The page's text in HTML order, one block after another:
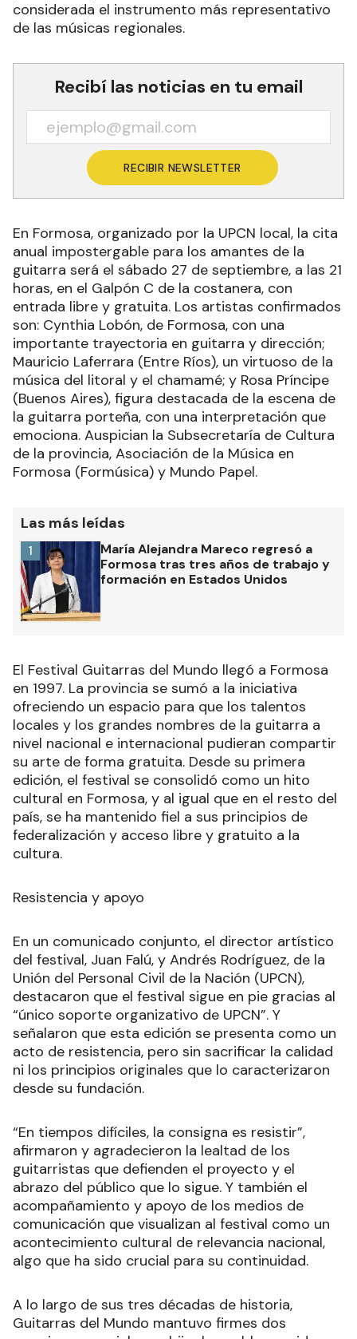
considerada el instrumento más representativo
de las músicas regionales.
Recibí las noticias en tu email
RECIBIR NEWSLETTER
En Formosa, organizado por la UPCN local, la cita
anual impostergable para los amantes de la
guitarra será el sábado 27 de septiembre, a las 21
horas, en el Galpón C de la costanera, con
entrada libre y gratuita. Los artistas confirmados
son: Cynthia Lobón, de Formosa, con una
importante trayectoria en guitarra y dirección;
Mauricio Laferrara (Entre Ríos), un virtuoso de la
música del litoral y el chamamé; y Rosa Príncipe
(Buenos Aires), figura destacada de la escena de
la guitarra porteña, con una interpretación que
emociona. Auspician la Subsecretaría de Cultura
de la provincia, Asociación de la Música en
Formosa (Formúsica) y Mundo Papel.
Las más leídas
María Alejandra Mareco regresó a
Formosa tras tres años de trabajo y
formación en Estados Unidos
1
El Festival Guitarras del Mundo llegó a Formosa
en 1997. La provincia se sumó a la iniciativa
ofreciendo un espacio para que los talentos
locales y los grandes nombres de la guitarra a
nivel nacional e internacional pudieran compartir
su arte de forma gratuita. Desde su primera
edición, el festival se consolidó como un hito
cultural en Formosa, y al igual que en el resto del
país, se ha mantenido fiel a sus principios de
federalización y acceso libre y gratuito a la
cultura.
Resistencia y apoyo
En un comunicado conjunto, el director artístico
del festival, Juan Falú, y Andrés Rodríguez, de la
Unión del Personal Civil de la Nación (UPCN),
destacaron que el festival sigue en pie gracias al
“único soporte organizativo de UPCN”. Y
señalaron que esta edición se presenta como un
acto de resistencia, pero sin sacrificar la calidad
ni los principios originales que lo caracterizaron
desde su fundación.
“En tiempos difíciles, la consigna es resistir”,
afirmaron y agradecieron la lealtad de los
guitarristas que defienden el proyecto y el
abrazo del público que lo sigue. Y también el
acompañamiento y apoyo de los medios de
comunicación que visualizan al festival como un
acontecimiento cultural de relevancia nacional,
algo que ha sido crucial para su continuidad.
A lo largo de sus tres décadas de historia,
Guitarras del Mundo mantuvo firmes dos